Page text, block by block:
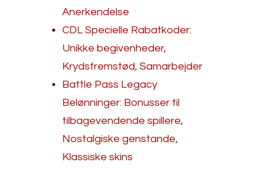
Anerkendelse
CDL Specielle Rabatkoder:
Unikke begivenheder,
Krydsfremstød, Samarbejder
Battle Pass Legacy
Belønninger: Bonusser til
tilbagevendende spillere,
Nostalgiske genstande,
Klassiske skins